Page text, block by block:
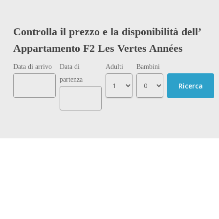
Controlla il prezzo e la disponibilità dell’
Appartamento F2 Les Vertes Années
Data di arrivo
Data di
partenza
Adulti Bambini